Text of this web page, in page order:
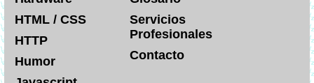
HTML / CSS
HTTP
Humor
Servicios
Profesionales
Contacto